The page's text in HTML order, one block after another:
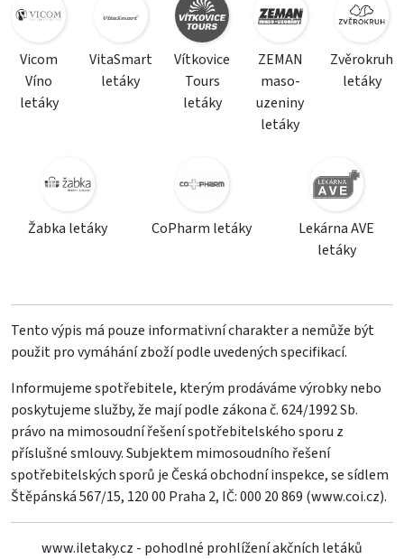
Vicom
Víno
letáky
VitaSmart
letáky
Vítkovice
Tours
letáky
ZEMAN
maso-
uzeniny
letáky
Zvěrokruh
letáky
Žabka letáky CoPharm letáky
Lekárna AVE
letáky
Tento výpis má pouze informativní charakter a nemůže být
použit pro vymáhání zboží podle uvedených specifikací.
Informujeme spotřebitele, kterým prodáváme výrobky nebo
poskytujeme služby, že mají podle zákona č. 624/1992 Sb.
právo na mimosoudní řešení spotřebitelského sporu z
příslušné smlouvy. Subjektem mimosoudního řešení
spotřebitelských sporů je Česká obchodní inspekce, se sídlem
Štěpánská 567/15, 120 00 Praha 2, IČ: 000 20 869 (www.coi.cz).
www.iletaky.cz - pohodlné prohlížení akčních letáků